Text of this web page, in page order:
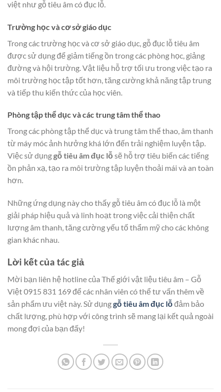
việt như gỗ tiêu âm có đục lỗ.
Trường học và cơ sở giáo dục
Trong các trường học và cơ sở giáo dục, gỗ đục lỗ tiêu âm
được sử dụng để giảm tiếng ồn trong các phòng học, giảng
đường và hội trường. Vật liệu hỗ trợ tối ưu trong việc tạo ra
môi trường học tập tốt hơn, tăng cường khả năng tập trung
và tiếp thu kiến thức của học viên.
Phòng tập thể dục và các trung tâm thể thao
Trong các phòng tập thể dục và trung tâm thể thao, âm thanh
từ máy móc ảnh hưởng khá lớn đến trải nghiệm luyện tập.
Việc sử dụnggỗ tiêu âm đục lỗ sẽ hỗ trợ tiêu biến các tiếng
ồn phản xạ, tạo ra môi trường tập luyện thoải mái và an toàn
hơn.
Những ứng dụng này cho thấy gỗ tiêu âm có đục lỗ là một
giải pháp hiệu quả và linh hoạt trong việc cải thiện chất
lượng âm thanh, tăng cường yếu tố thẩm mỹ cho các không
gian khác nhau.
Lời kết của tác giả
Mời bạn liên hệ hotline của Thế giới vật liệu tiêu âm – Gỗ
Việt 0915 831 169 để các nhân viên có thể tư vấn thêm về
sản phẩm ưu việt này. Sử dụnggỗ tiêu âm đục lỗđảm bảo
chất lượng, phù hợp với công trình sẽ mang lại kết quả ngoài
mong đợi của bạn đấy!